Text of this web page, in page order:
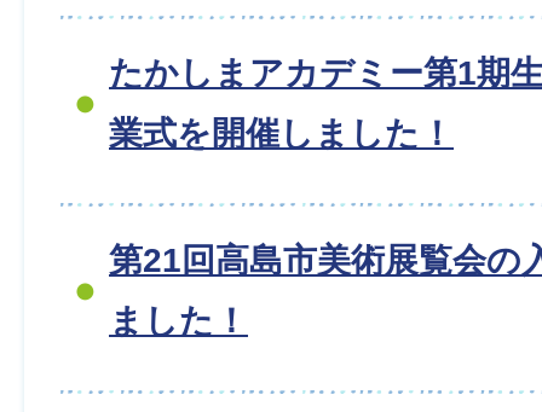
たかしまアカデミー第1期
業式を開催しました！
第21回高島市美術展覧会の
ました！